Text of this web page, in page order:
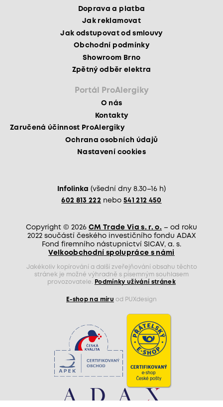
Doprava a platba
Jak reklamovat
Jak odstupovat od smlouvy
Obchodní podmínky
Showroom Brno
Zpětný odběr elektra
Portál ProAlergiky
O nás
Kontakty
Zaručená účinnost ProAlergiky
Ochrana osobních údajů
Nastavení cookies
Infolinka (všední dny 8.30–16 h)
602 813 222 nebo 541 212 450
Copyright © 2026 CM Trade Via s. r. o. – od roku
2022 součástí českého investičního fondu ADAX
Fond firemního nástupnictví SICAV, a. s.
Velkoobchodní spolupráce s námi
Jakékoliv kopírování a další zveřejňování obsahu těchto
stránek je možné výhradně s písemným souhlasem
provozovatele.
Podmínky užívání stránek
E-shop na míru od PUXdesign